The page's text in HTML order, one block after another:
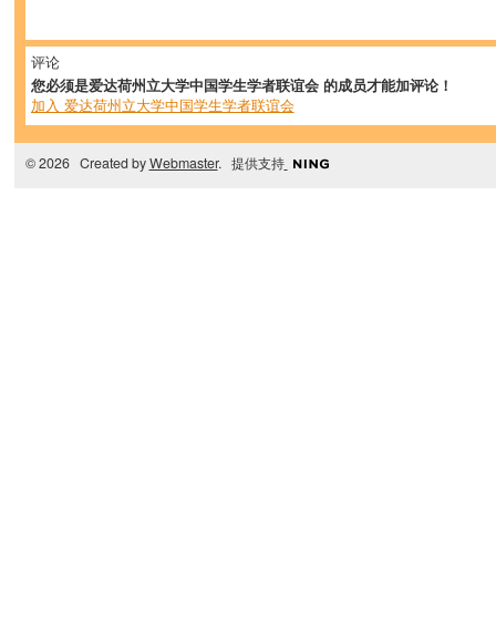
评论
您必须是爱达荷州立大学中国学生学者联谊会 的成员才能加评论！
加入 爱达荷州立大学中国学生学者联谊会
© 2026 Created byWebmaster. 提供支持